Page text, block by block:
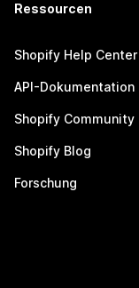
Ressourcen
Shopify Help Center
API-Dokumentation
Shopify Community
Shopify Blog
Forschung